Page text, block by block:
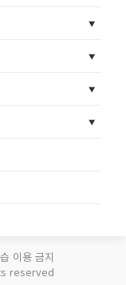
이용 금지
reserved